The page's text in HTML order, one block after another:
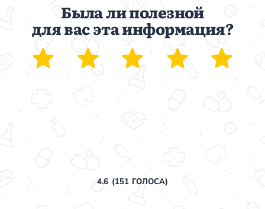
Была ли полезной
для вас эта информация?
4.6(151ГОЛОСА)